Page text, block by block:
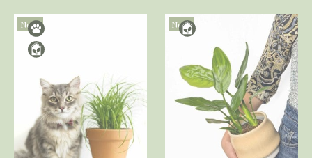
Novo Novo